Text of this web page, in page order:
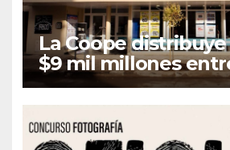
La Coope
$9 mil millones
asociados en
Retorno e Intereses